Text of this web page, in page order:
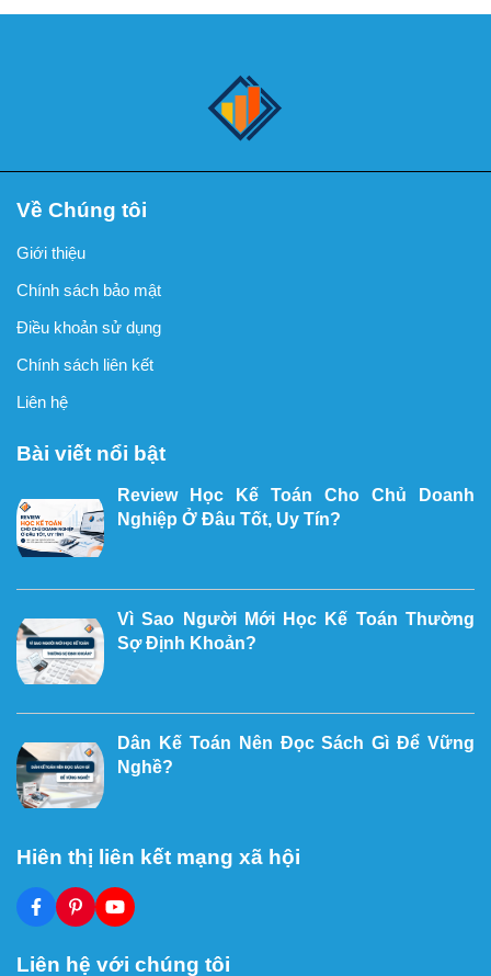
Về Chúng tôi
Giới thiệu
Chính sách bảo mật
Điều khoản sử dụng
Chính sách liên kết
Liên hệ
Bài viết nổi bật
Review Học Kế Toán Cho Chủ Doanh
Nghiệp Ở Đâu Tốt, Uy Tín?
Vì Sao Người Mới Học Kế Toán Thường
Sợ Định Khoản?
Dân Kế Toán Nên Đọc Sách Gì Để Vững
Nghề?
Hiên thị liên kết mạng xã hội
Liên hệ với chúng tôi